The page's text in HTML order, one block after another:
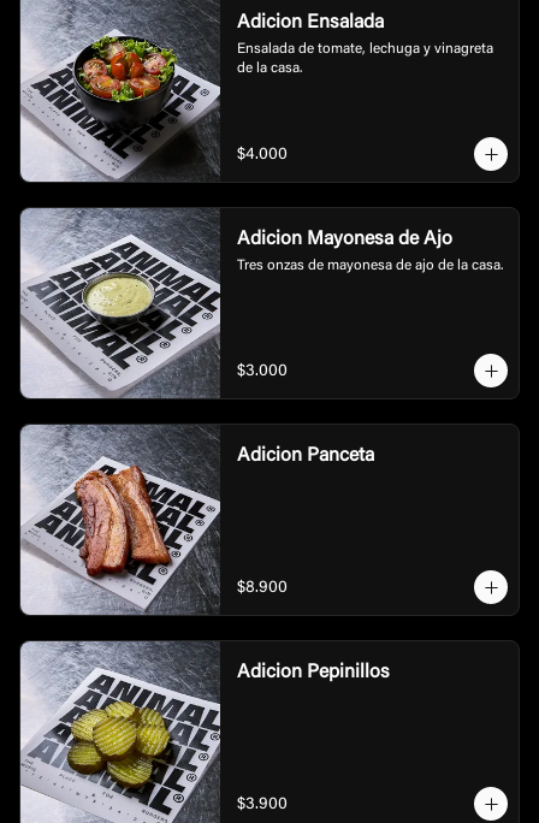
Adicion Ensalada
Ensalada de tomate, lechuga y vinagreta
de la casa.
$4.000
Adicion Mayonesa de Ajo
Tres onzas de mayonesa de ajo de la casa.
$3.000
Adicion Panceta
$8.900
Adicion Pepinillos
$3.900